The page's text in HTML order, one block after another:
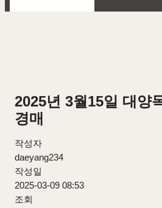
2025년 3월15일 대양
경매
작성자
daeyang234
작성일
2025-03-09 08:53
조회